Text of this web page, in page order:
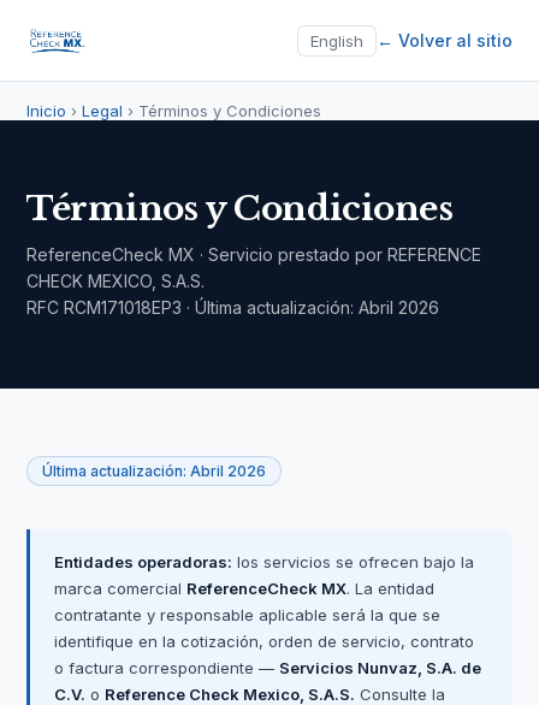
English ← Volver al sitio
Inicio ›Legal › Términos y Condiciones
Términos y Condiciones
ReferenceCheck MX · Servicio prestado por REFERENCE
CHECK MEXICO, S.A.S.
RFC RCM171018EP3 · Última actualización: Abril 2026
Última actualización: Abril 2026
Entidades operadoras: los servicios se ofrecen bajo la
marca comercial ReferenceCheck MX. La entidad
contratante y responsable aplicable será la que se
identifique en la cotización, orden de servicio, contrato
o factura correspondiente — Servicios Nunvaz, S.A. de
C.V. o Reference Check Mexico, S.A.S. Consulte la